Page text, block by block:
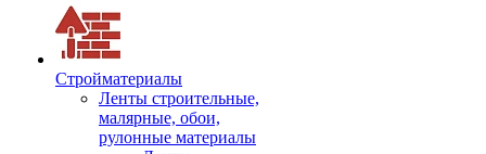
Стройматериалы
Ленты строительные,
малярные, обои,
рулонные материалы